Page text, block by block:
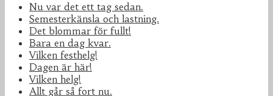
Nu var det ett tag sedan.
Semesterkänsla och lastning.
Det blommar för fullt!
Bara en dag kvar.
Vilken festhelg!
Dagen är här!
Vilken helg!
Allt går så fort nu.